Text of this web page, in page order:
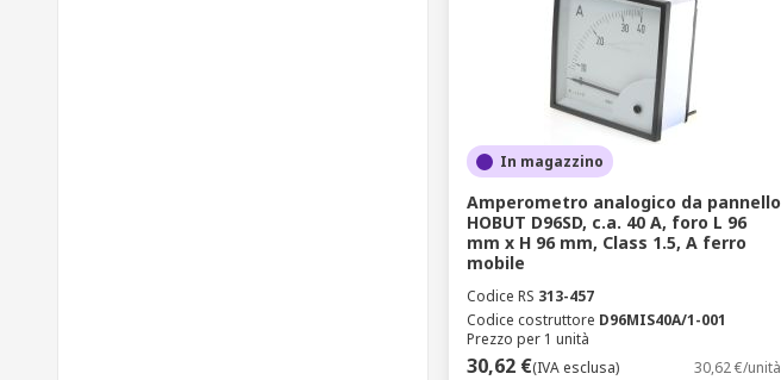
In magazzino
Amperometro analogico da pannello
HOBUT D96SD, c.a. 40 A, foro L 96
mm x H 96 mm, Class 1.5, A ferro
mobile
Codice RS 313-457
Codice costruttore D96MIS40A/1-001
Prezzo per 1 unità
30,62 €(IVA esclusa) 30,62 €/unità